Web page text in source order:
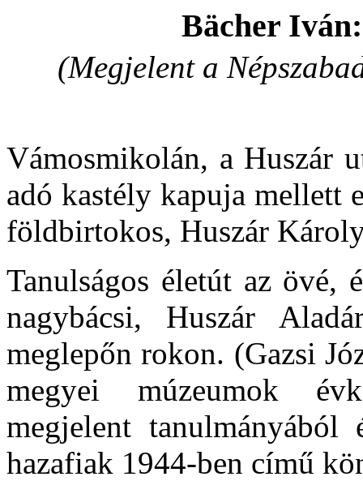
Bächer
(Megjelent a
Vámosmikolán, a Huszár
adó kastély kapuja mellett
földbirtokos, Huszár
Tanulságos életút az övé,
nagybácsi, Huszár
meglepőn rokon. (Gazsi
megyei múzeumok
megjelent
hazafiak 1944-ben című